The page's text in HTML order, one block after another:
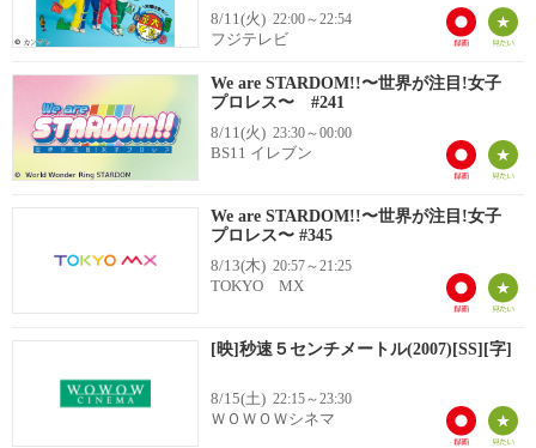
8/11(火) 22:00～22:54
フジテレビ
We are STARDOM!!〜世界が注目!女子
プロレス〜 #241
8/11(火) 23:30～00:00
BS11 イレブン
We are STARDOM!!〜世界が注目!女子
プロレス〜 #345
8/13(木) 20:57～21:25
TOKYO MX
[映]秒速５センチメートル(2007)[SS][字]
8/15(土) 22:15～23:30
ＷＯＷＯＷシネマ